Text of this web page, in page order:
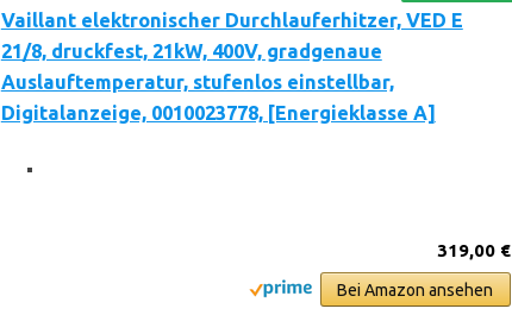
Vaillant elektronischer Durchlauferhitzer, VED E
21/8, druckfest, 21kW, 400V, gradgenaue
Auslauftemperatur, stufenlos einstellbar,
Digitalanzeige, 0010023778, [Energieklasse A]
319,00 €
Bei Amazon ansehen